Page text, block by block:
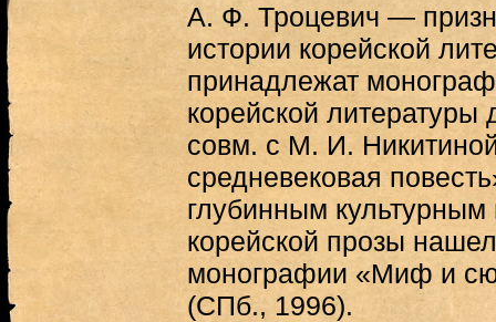
А. Ф. Троцевич —
истории корейской
принадлежат
корейской
совм. с М. И.
средневековая
глубинным
корейской прозы
монографии «Миф и
(СПб., 1996).